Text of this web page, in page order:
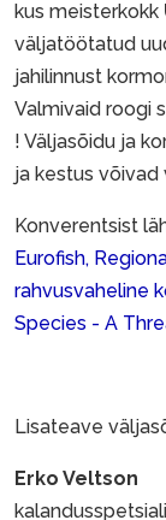
kus meisterkokk
väljatöötatud
jahilinnust
Valmivaid roogi
! Väljasõidu ja
ja kestus võivad
Konverentsist
Eurofish,
rahvusvaheline
Species - A
Lisateave
Erko Veltson